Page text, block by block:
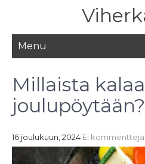
Menu
Millaista kalaa
joulupöytään?
16 joulukuun, 2024 Ei kommentteja